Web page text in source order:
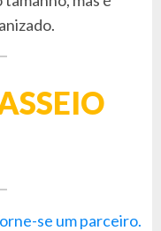
se um parceiro.